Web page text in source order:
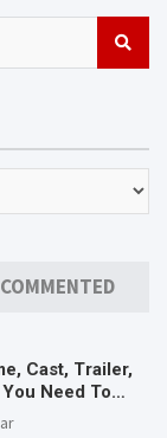
COMMENTED
Cast, Trailer,
Need To